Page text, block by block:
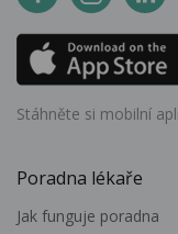
Stáhněte si mobilní
Poradna lékaře
Jak funguje poradna